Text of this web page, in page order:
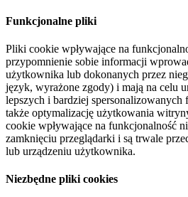
Funkcjonalne pliki
Pliki cookie wpływające na
przypomnienie sobie informacji
użytkownika lub dokonanych przez
język, wyrażone zgody) i mają na celu
lepszych i bardziej
także optymalizację użytkowania
cookie wpływające na funkcjonalność
zamknięciu przeglądarki i są trwale
lub urządzeniu użytkownika.
Niezbędne pliki cookies